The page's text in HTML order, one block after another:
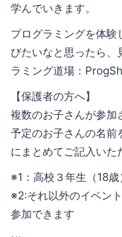
学んでいきます。
プログラミングを体
びたいなと思ったら、
ラミング道場：
【保護者の方へ】
複数のお子さんが参加
予定のお子さんの名前
にまとめてご記入いた
※1：高校３年生（18
※2:それ以外のイベン
参加できます